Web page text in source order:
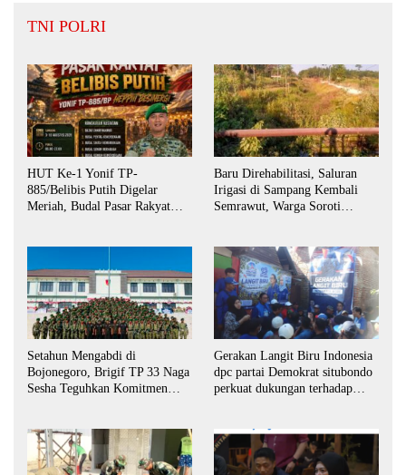
TNI POLRI
HUT Ke-1 Yonif TP-
885/Belibis Putih Digelar
Meriah, Budal Pasar Rakyat
Baru Direhabilitasi, Saluran
Irigasi di Sampang Kembali
Semrawut, Warga Soroti
Setahun Mengabdi di
Bojonegoro, Brigif TP 33 Naga
Sesha Teguhkan Komitmen
Gerakan Langit Biru Indonesia
dpc partai Demokrat situbondo
perkuat dukungan terhadap